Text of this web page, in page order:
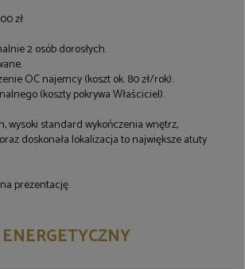
zł
2 osób dorosłych.
OC najemcy (koszt ok. 80 zł/rok).
(koszty pokrywa Właściciel).
wysoki standard wykończenia wnętrz,
doskonała lokalizacja to największe atuty
prezentację.